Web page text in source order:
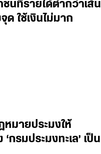
นที่รายได้ต่ำกว่าเส้น
ใช้เงินไม่มาก
มายประมงให้
รมประมงทะเล’ เป็น